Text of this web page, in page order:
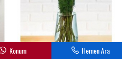
Konum Hemen Ara